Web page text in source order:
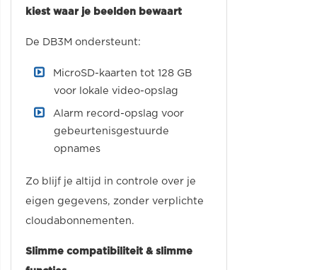
kiest waar je beelden bewaart
De DB3M ondersteunt:
MicroSD-kaarten tot 128 GB
voor lokale video-opslag
Alarm record-opslag voor
gebeurtenisgestuurde
opnames
Zo blijf je altijd in controle over je
eigen gegevens, zonder verplichte
cloudabonnementen.
Slimme compatibiliteit & slimme